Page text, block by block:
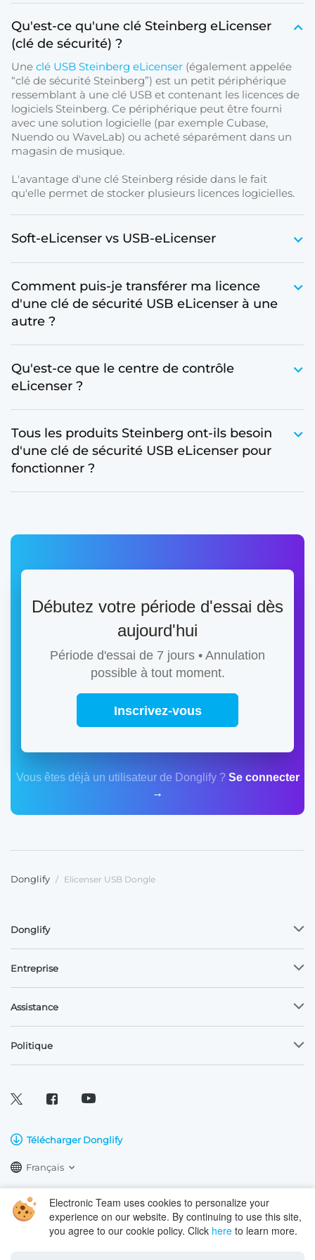
Electronic Team uses cookies to personalize your
experience on our website. By continuing to use this site,
you agree to our cookie policy. Click here to learn more.
Qu'est-ce qu'une clé Steinberg eLicenser
(clé de sécurité) ?
Une clé USB Steinberg eLicenser (également appelée
“clé de sécurité Steinberg”) est un petit périphérique
ressemblant à une clé USB et contenant les licences de
logiciels Steinberg. Ce périphérique peut être fourni
avec une solution logicielle (par exemple Cubase,
Nuendo ou WaveLab) ou acheté séparément dans un
magasin de musique.
L'avantage d'une clé Steinberg réside dans le fait
qu'elle permet de stocker plusieurs licences logicielles.
Soft-eLicenser vs USB-eLicenser
Comment puis-je transférer ma licence
d'une clé de sécurité USB eLicenser à une
autre ?
Qu'est-ce que le centre de contrôle
eLicenser ?
Tous les produits Steinberg ont-ils besoin
d'une clé de sécurité USB eLicenser pour
fonctionner ?
Débutez votre période d'essai dès
aujourd'hui
Période d'essai de 7 jours • Annulation
possible à tout moment.
Inscrivez-vous
Vous êtes déjà un utilisateur de Donglify ? Se connecter
→
Donglify / Elicenser USB Dongle
Donglify
Entreprise
Assistance
Politique
Télécharger Donglify
Français
Copyright © 2026 Electronic Team, Inc., ses filiales et ses concédants.
Informations légales.
11890 Sunrise Valley Dr, Ste 111, Reston, VA 20191, USA • +12023358465 •